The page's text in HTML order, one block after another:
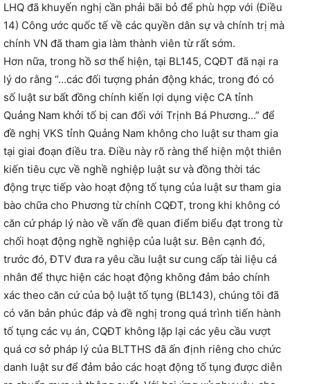
LHQ đã khuyến nghị cần phải bãi bỏ để phù hợp với (Điều
14) Công ước quốc tế về các quyền dân sự và chính trị mà
chính VN đã tham gia làm thành viên từ rất sớm.
Hơn nữa, trong hồ sơ thể hiện, tại BL145, CQĐT đã nại ra
lý do rằng “…các đối tượng phản động khác, trong đó có
số luật sư bất đồng chính kiến lợi dụng việc CA tỉnh
Quảng Nam khởi tố bị can đối với Trịnh Bá Phương…” để
đề nghị VKS tỉnh Quảng Nam không cho luật sư tham gia
tại giai đoạn điều tra. Điều này rõ ràng thể hiện một thiên
kiến tiêu cực về nghề nghiệp luật sư và đồng thời tác
động trực tiếp vào hoạt động tố tụng của luật sư tham gia
bào chữa cho Phương từ chính CQĐT, trong khi không có
căn cứ pháp lý nào về vấn đề quan điểm biểu đạt trong từ
chối hoạt động nghề nghiệp của luật sư. Bên cạnh đó,
trước đó, ĐTV đưa ra yêu cầu luật sư cung cấp tài liệu cá
nhân để thực hiện các hoạt động không đảm bảo chính
xác theo căn cứ của bộ luật tố tụng (BL143), chúng tôi đã
có văn bản phúc đáp và đề nghị trong quá trình tiến hành
tố tụng các vụ án, CQĐT không lặp lại các yêu cầu vượt
quá cơ sở pháp lý của BLTTHS đã ấn định riêng cho chức
danh luật sư để đảm bảo các hoạt động tố tụng được diễn